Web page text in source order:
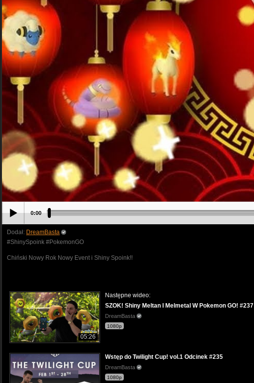
0:00
Dodał: DreamBasta
#ShinySpoink #PokemonGO
Chiński Nowy Rok Nowy Event i Shiny Spoink!!
05:26
Następne wideo:
SZOK! Shiny Meltan I Melmetal W Pokemon GO! #237
DreamBasta
1080p
Wstęp do Twilight Cup! vol.1 Odcinek #235
DreamBasta
1080p